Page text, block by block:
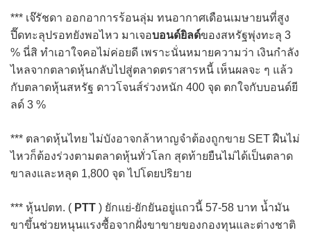
*** เจ๊รัชดา ออกอาการร้อนลุ่ม ทนอากาศเดือนเมษายนที่สูง
ปี๊ดทะลุปรอทยังพอไหว มาเจอบอนด์ยิลด์ของสหรัฐพุ่งทะลุ 3
% นี่สิ ทำเอาใจคอไม่ค่อยดี เพราะนั่นหมายความว่า เงินกำลัง
ไหลจากตลาดหุ้นกลับไปสู่ตลาดตราสารหนี้ เห็นผลจะ ๆ แล้ว
กับตลาดหุ้นสหรัฐ ดาวโจนส์ร่วงหนัก 400 จุด ตกใจกับบอนด์ยี
ลด์ 3 %
*** ตลาดหุ้นไทย ไม่บังอาจกล้าหาญจำต้องถูกขาย SET ฝืนไม่
ไหวก็ต้องร่วงตามตลาดหุ้นทั่วโลก สุดท้ายยืนไม่ได้เป็นตลาด
ขาลงและหลุด 1,800 จุด ไปโดยปริยาย
*** หุ้นปตท. ( PTT ) ยักแย่-ยักยันอยู่แถวนี้ 57-58 บาท น้ำมัน
ขาขึ้นช่วยหนุนแรงซื้อจากฝั่งขาขายของกองทุนและต่างชาติ